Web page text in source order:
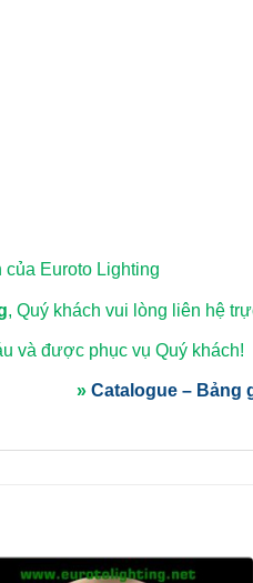
Euroto Lighting
, Quý khách vui lòng liên hệ
và được phục vụ Quý khách!
» Catalogue – Bảng